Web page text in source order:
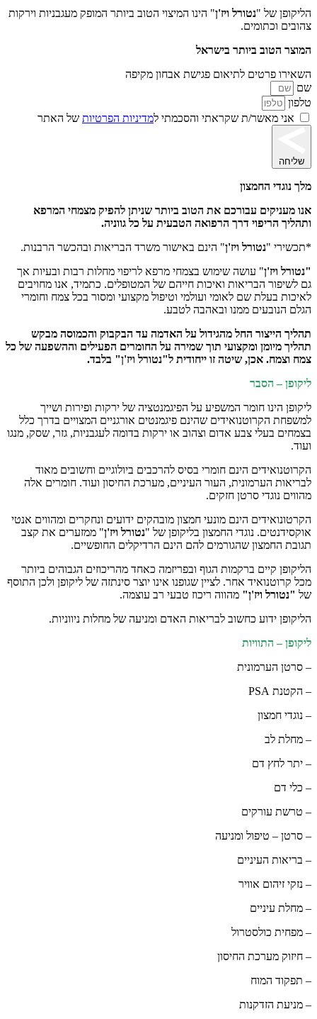
הליקופן של "נטורל ויז'ן" הינו המיצוי הטוב ביותר המופק מעגבניות וירקות
צהובים וכתומים.
המוצר הטוב ביותר בישראל
השאירו פרטים לתיאום פגישת אבחון מקיפה
שם
טלפון
אני מאשר/ת שקראתי והסכמתי למדיניות הפרטיות של האתר
שליחה
מלך נוגדי החמצון
אנו מעניקים עבורכם את הטוב ביותר שניתן להפיק מצמחי המרפא
ותהליך הריפוי דרך הרפואה הטבעית על כל גווניה.
*תכשירי "נטורל ויז'ן" הינם באישור משרד הבריאות ובהכשר הרבנות.
"נטורל ויז'ן" עושה שימוש בצמחי מרפא לריפוי מחלות רבות ובעיות אך
גם לשיפור הבריאות ואיכות חייהם של המטופלים. כתמיד, אנו מחויבים
לאיכות בעלת שם לאומי ועולמי וטיפול מקצועי ומסור בכל צמח וחומרי
הגלם הנובעים ממנו ובאהבה לטבע.
תהליך הייצור החל מהגידול על האדמה עד הבקבוק והכמוסה מבקש
תהליך מיומן ומקצועי תוך שמירה על החומרים הפעילים וההשפעה של כל
צמח וצמח. אכן, שיטה זו ייחודית ל"נטורל ויז'ן" בלבד.
ליקופן – הסבר
ליקופן הינו חומר המשפיע על הפיגמנטציה של ירקות ופירות ושייך
למשפחת הקרוטנואידים שהינם פיגמנטים אורגניים המצויים בדרך כלל
בצמחים בעלי צבע אדום וצהוב או ירקות בדומה לעגבניות, גזר, שסק, מנגו
ועוד.
הקרוטנואידים הינם חומרי בסיס להרכבים ביולוגיים וחשובים מאוד
לבריאות הערמונית, העור העיניים, מערכת החיסון ועוד. חומרים אלה
מהווים נוגדי סרטן חזקים.
הקרטונואידים הינם מונעי חמצון מובהקים ידועים ונחקרים ומהווים אנטי
אוקסידנטים. נוגדי החמצון בליקופן של "נטורל ויז'ן" ממזערים את קצב
תגובת החמצון שהגורמים להם הינם הרדיקלים החופשיים.
הליקופן קיים ברקמות הגוף ובפריזמה כאחד מהריכוזים הגבוהים ביותר
מכל קרוטנואיד אחר. לציין שגופנו אינו יוצר סינתזה של ליקופן ולכן התוסף
של "נטורל ויז'ן" מהווה ריכוז טבעי רב עוצמה.
הליקופן ידוע כחשוב לבריאות האדם ומניעה של מחלות ניווניות.
ליקופן – התוויות
– סרטן הערמונית
– הקטנת PSA
– נוגדי חמצון
– מחלת לב
– יתר לחץ דם
– כלי דם
– טרשת עורקים
– סרטן – טיפול ומניעה
– בריאות העיניים
– נזקי זיהום אוויר
– מחלת עיניים
– מפחית כולסטרול
– חיזוק מערכת החיסון
– תפקוד המוח
– מניעת הזדקנות